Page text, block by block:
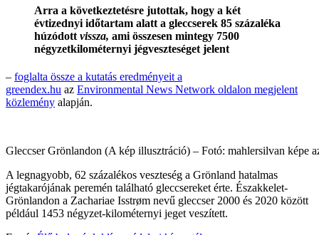
Arra a következtetésre jutottak, hogy a két
évtizednyi időtartam alatt a gleccserek 85 százaléka
húzódott vissza, ami összesen mintegy 7500
négyzetkilométernyi jégveszteséget jelent
– foglalta össze a kutatás eredményeit a
greendex.hu az Environmental News Network oldalon megjelent
közlemény alapján.
Gleccser Grönlandon (A kép illusztráció) – Fotó: mahlersilvan képe
A legnagyobb, 62 százalékos veszteség a Grönland hatalmas
jégtakarójának peremén található gleccsereket érte. Északkelet-
Grönlandon a Zachariae Isstrøm nevű gleccser 2000 és 2020 között
például 1453 négyzet-kilométernyi jeget veszített.